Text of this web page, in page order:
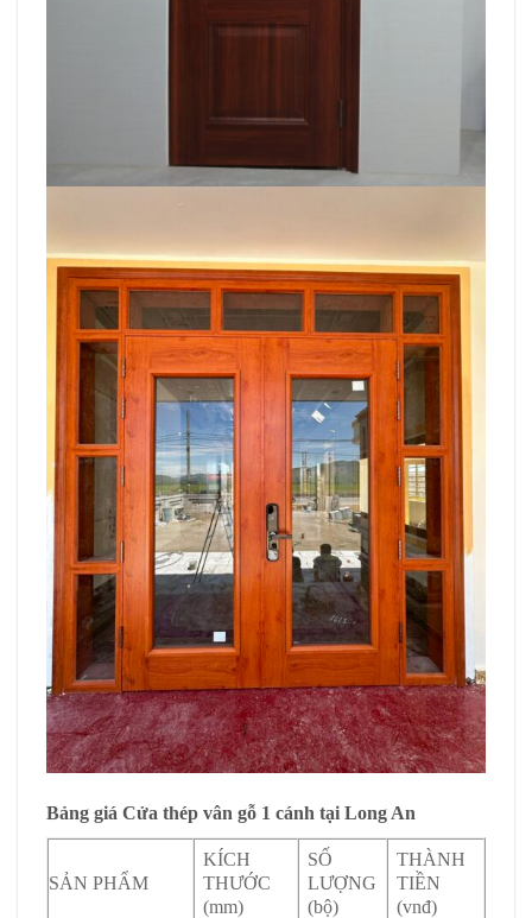
Bảng giá Cửa thép vân gỗ 1 cánh tại Long An
SẢN PHẨM
KÍCH
THƯỚC
(mm)
SỐ
LƯỢNG
(bộ)
THÀNH
TIỀN
(vnđ)